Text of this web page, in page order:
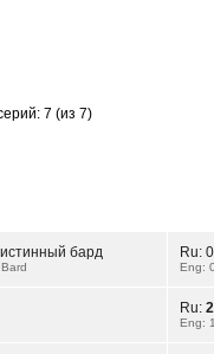
7 (из 7)
бард Ru:
Eng:
Ru:
Eng: